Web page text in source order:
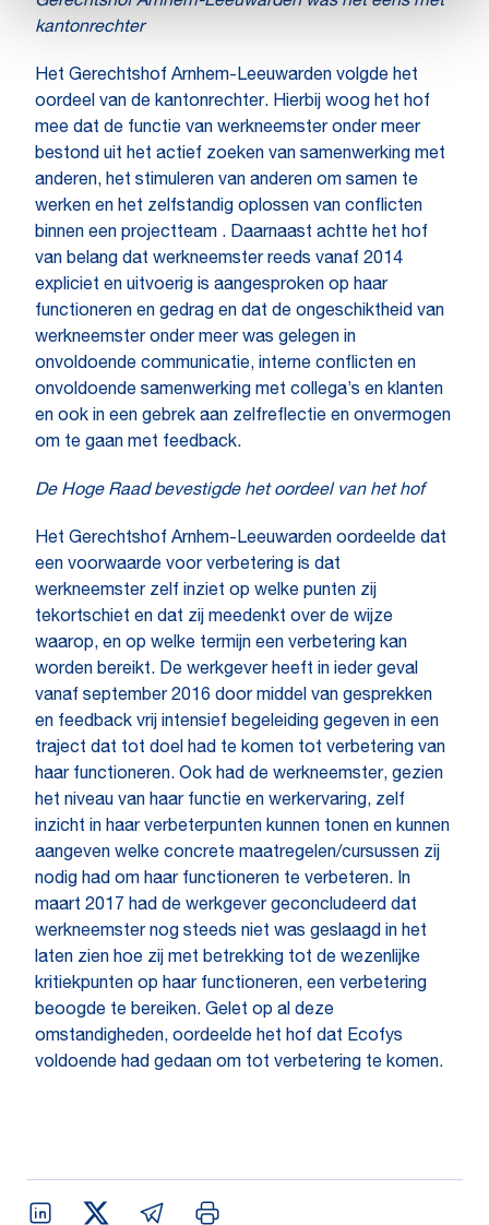
kantonrechter
Het Gerechtshof Arnhem-Leeuwarden volgde het
oordeel van de kantonrechter. Hierbij woog het hof
mee dat de functie van werkneemster onder meer
bestond uit het actief zoeken van samenwerking met
anderen, het stimuleren van anderen om samen te
werken en het zelfstandig oplossen van conflicten
binnen een projectteam . Daarnaast achtte het hof
van belang dat werkneemster reeds vanaf 2014
expliciet en uitvoerig is aangesproken op haar
functioneren en gedrag en dat de ongeschiktheid van
werkneemster onder meer was gelegen in
onvoldoende communicatie, interne conflicten en
onvoldoende samenwerking met collega’s en klanten
en ook in een gebrek aan zelfreflectie en onvermogen
om te gaan met feedback.
De Hoge Raad bevestigde het oordeel van het hof
Het Gerechtshof Arnhem-Leeuwarden oordeelde dat
een voorwaarde voor verbetering is dat
werkneemster zelf inziet op welke punten zij
tekortschiet en dat zij meedenkt over de wijze
waarop, en op welke termijn een verbetering kan
worden bereikt. De werkgever heeft in ieder geval
vanaf september 2016 door middel van gesprekken
en feedback vrij intensief begeleiding gegeven in een
traject dat tot doel had te komen tot verbetering van
haar functioneren. Ook had de werkneemster, gezien
het niveau van haar functie en werkervaring, zelf
inzicht in haar verbeterpunten kunnen tonen en kunnen
aangeven welke concrete maatregelen/cursussen zij
nodig had om haar functioneren te verbeteren. In
maart 2017 had de werkgever geconcludeerd dat
werkneemster nog steeds niet was geslaagd in het
laten zien hoe zij met betrekking tot de wezenlijke
kritiekpunten op haar functioneren, een verbetering
beoogde te bereiken. Gelet op al deze
omstandigheden, oordeelde het hof dat Ecofys
voldoende had gedaan om tot verbetering te komen.